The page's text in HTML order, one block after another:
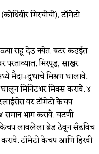
मिरचीची), टॉमेटो
राहू देउ नयेत. बटर कढईत
परताव्यात. मिरपूड, साखर
मैदा+दुधाचे मिश्रण घालावे.
मिनिटभर मिक्स करावे. ४
वर टॉमेटो केचप
समान भाग करावे. चटणी
लावलेला ब्रेड ठेवून सॅंडविच
टॉमेटो केचप आणि हिरवी